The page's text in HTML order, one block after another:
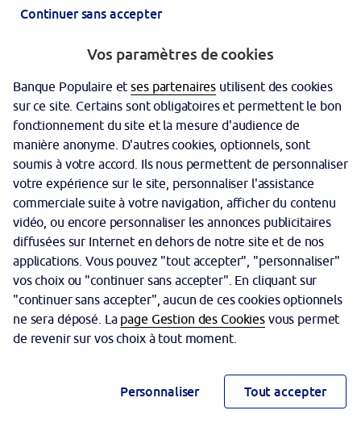
Garantie des dépôts
Politique cookies
Mentions légales
Protection des données personnelles
Sécurité
Tarifs & Réglementation
Accessibilité (partiellement conforme)
Continuer sans accepter
Vos paramètres de cookies
Banque Populaire etses partenaires utilisent des cookies
sur ce site. Certains sont obligatoires et permettent le bon
fonctionnement du site et la mesure d'audience de
manière anonyme. D'autres cookies, optionnels, sont
soumis à votre accord. Ils nous permettent de personnaliser
votre expérience sur le site, personnaliser l'assistance
commerciale suite à votre navigation, afficher du contenu
vidéo, ou encore personnaliser les annonces publicitaires
diffusées sur Internet en dehors de notre site et de nos
applications. Vous pouvez "tout accepter", "personnaliser"
vos choix ou "continuer sans accepter". En cliquant sur
"continuer sans accepter", aucun de ces cookies optionnels
ne sera déposé. La page Gestion des Cookiesvous permet
de revenir sur vos choix à tout moment.
Personnaliser Tout accepter